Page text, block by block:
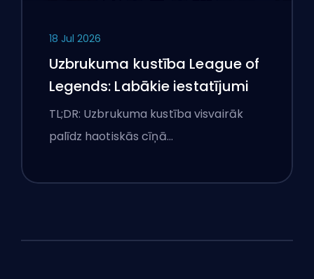
18 Jul 2026
Uzbrukuma kustība League of
Legends: Labākie iestatījumi
TL;DR: Uzbrukuma kustība visvairāk
palīdz haotiskās cīņā…